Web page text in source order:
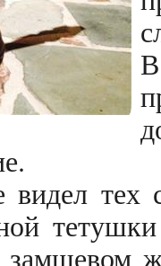
тех
замшевом